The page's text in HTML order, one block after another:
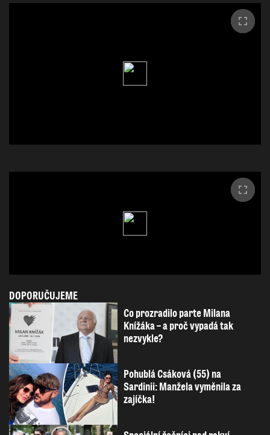
DOPORUČUJEME
Co prozradilo parte Milana
Knížáka – a proč vypadá tak
nezvykle?
Pohublá Csáková (55) na
Sardinii: Manžela vyměnila za
zajíčka!